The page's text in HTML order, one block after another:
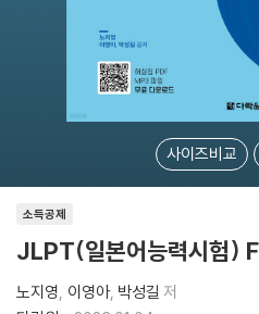
사이즈비교
소득공제
JLPT(일본어능력시험)
노지영 이영아 박성길 저